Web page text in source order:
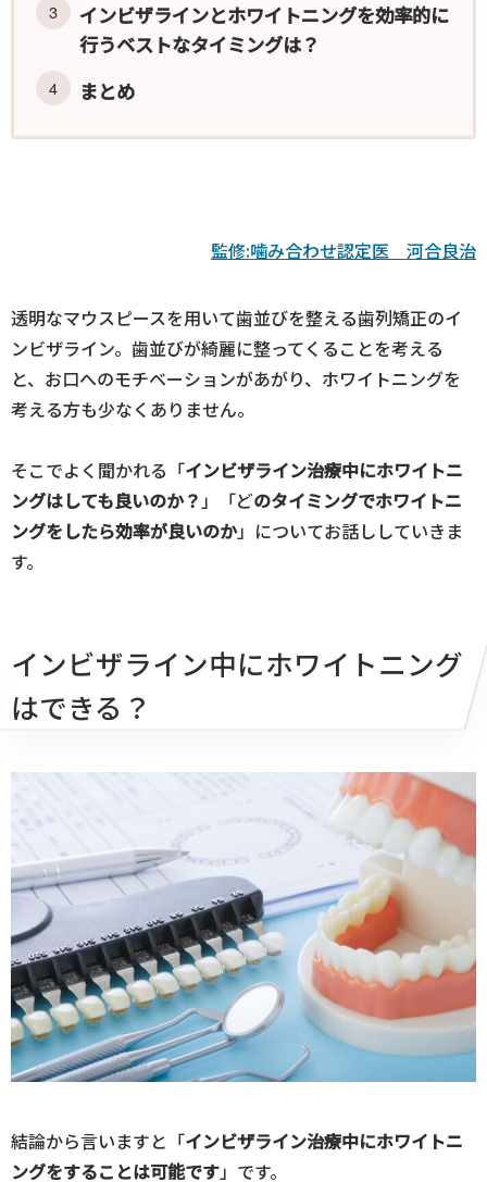
インビザラインとホワイトニングを効率的に
行うベストなタイミングは？
まとめ
監修:噛み合わせ認定医 河合良治
透明なマウスピースを用いて歯並びを整える歯列矯正のイ
ンビザライン。歯並びが綺麗に整ってくることを考える
と、お口へのモチベーションがあがり、ホワイトニングを
考える方も少なくありません。
そこでよく聞かれる「インビザライン治療中にホワイトニ
ングはしても良いのか？」「どのタイミングでホワイトニ
ングをしたら効率が良いのか」についてお話ししていきま
す。
インビザライン中にホワイトニング
はできる？
結論から言いますと「インビザライン治療中にホワイトニ
ングをすることは可能です」です。